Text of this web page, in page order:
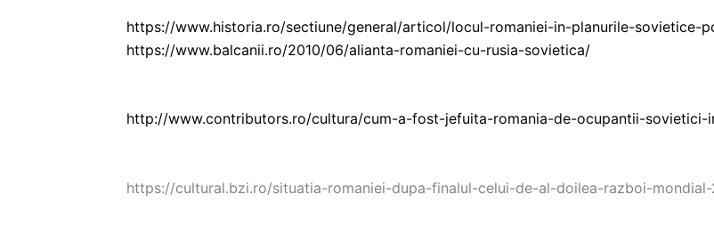
https://www.historia.ro/sectiune/general/articol/locul-romaniei-in-planurile-sovietice-
https://www.balcanii.ro/2010/06/alianta-romaniei-cu-rusia-sovietica/
http://www.contributors.ro/cultura/cum-a-fost-jefuita-romania-de-ocupantii-sovietici-
https://cultural.bzi.ro/situatia-romaniei-dupa-finalul-celui-de-al-doilea-razboi-mondial-